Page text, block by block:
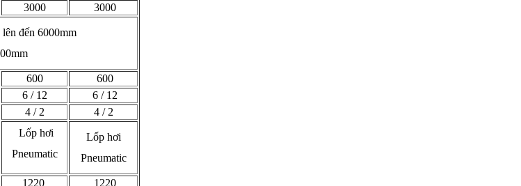
3000 3000
đến 6000mm
600
600
6 / 12
6 / 12
4 / 2 4 / 2
Lốp hơi
Pneumatic
Lốp hơi
Pneumatic
1220 1220